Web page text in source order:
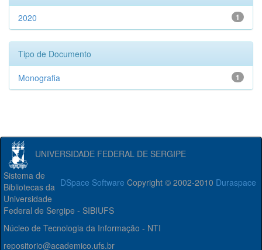
1
2020
Tipo de Documento
1
Monografia
UNIVERSIDADE FEDERAL DE SERGIPE
DSpace Software Copyright © 2002-2010 Duraspace
Sistema de
Bibliotecas da
Universidade
Federal de Sergipe - SIBIUFS
Núcleo de Tecnologia da Informação - NTI
repositorio@academico.ufs.br